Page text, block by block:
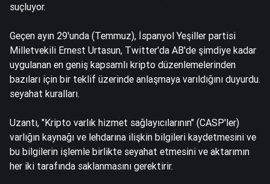
suçluyor.
Geçen ayın 29'unda (Temmuz), İspanyol Yeşiller partisi
Milletvekili Ernest Urtasun, Twitter'da AB'de şimdiye kadar
uygulanan en geniş kapsamlı kripto düzenlemelerinden
bazıları için bir teklif üzerinde anlaşmaya varıldığını duyurdu.
seyahat kuralları.
Uzantı, "Kripto varlık hizmet sağlayıcılarının" (CASP'ler)
varlığın kaynağı ve lehdarına ilişkin bilgileri kaydetmesini ve
bu bilgilerin işlemle birlikte seyahat etmesini ve aktarımın
her iki tarafında saklanmasını gerektirir.